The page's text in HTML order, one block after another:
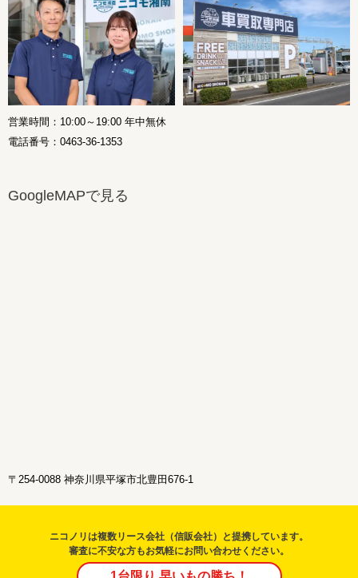
営業時間：10:00～19:00 年中無休
電話番号：0463-36-1353
GoogleMAPで見る
〒254-0088 神奈川県平塚市北豊田676-1
ニコノリは複数リース会社（信販会社）と提携しています。
審査に不安な方もお気軽にお問い合わせください。